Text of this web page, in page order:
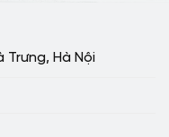
Trưng, Hà Nội